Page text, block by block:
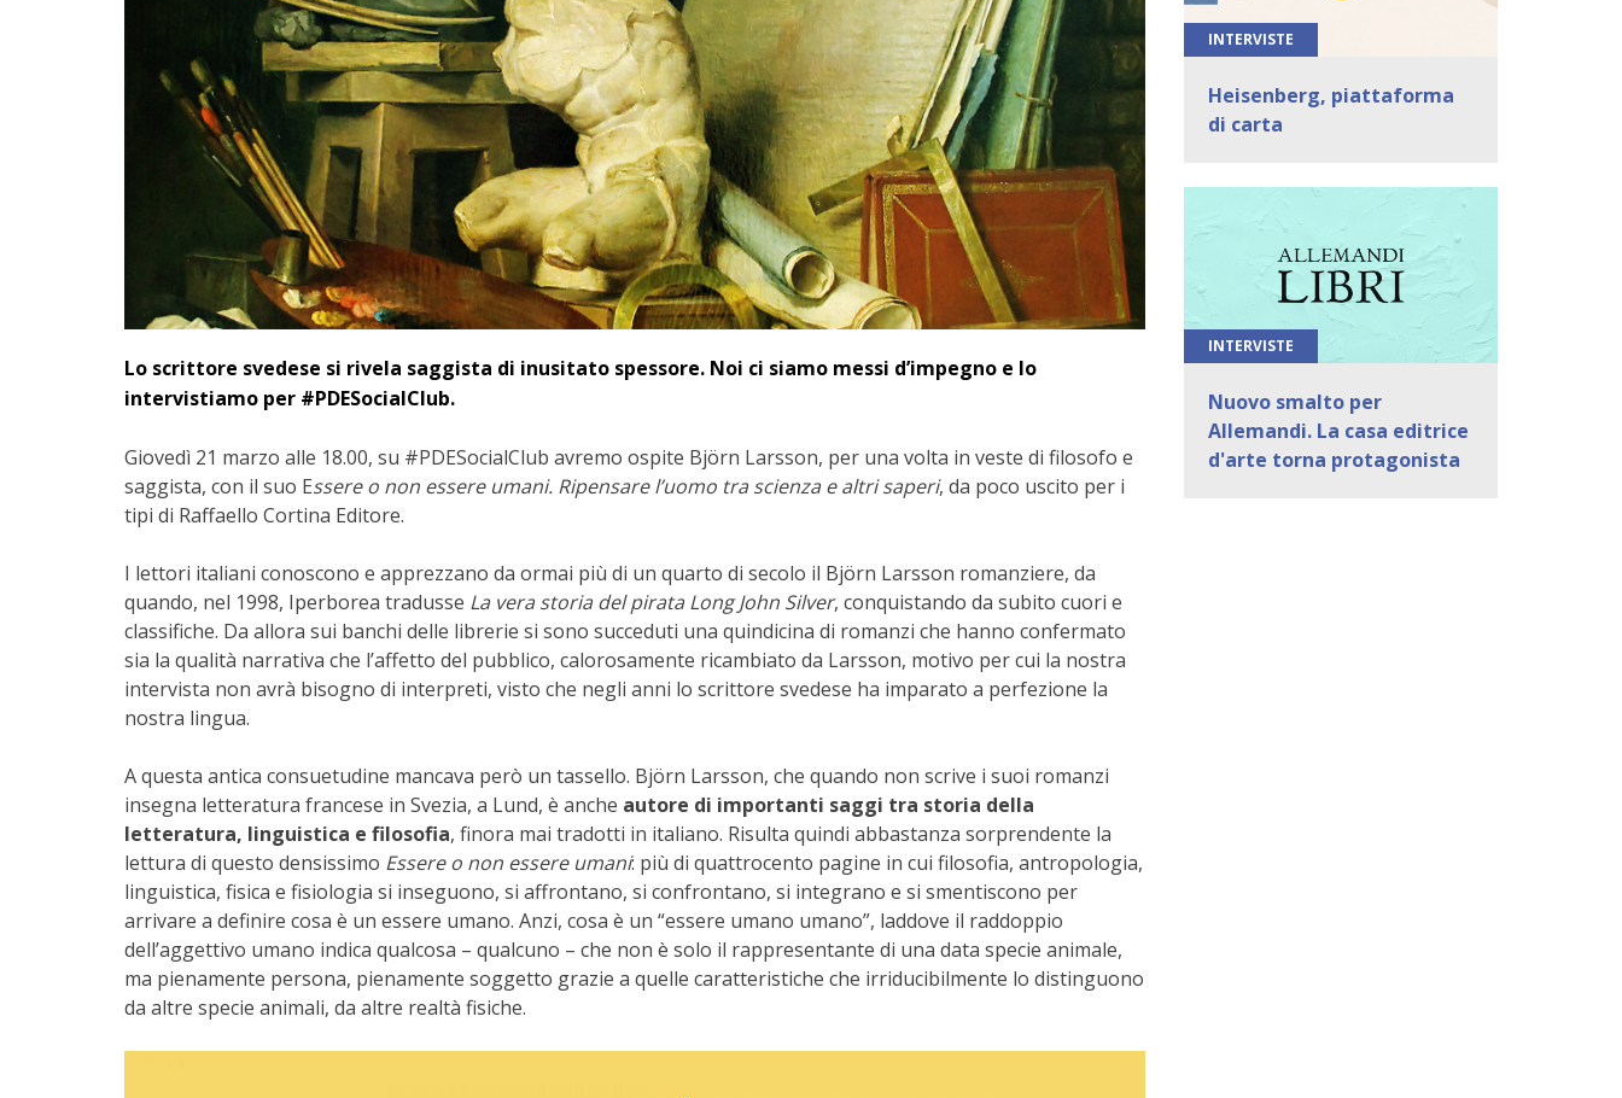
Lo scrittore svedese si rivela saggista di inusitato spessore. Noi ci siamo messi d’impegno e lo
intervistiamo per #PDESocialClub.
Giovedì 21 marzo alle 18.00, su #PDESocialClub avremo ospite Björn Larsson, per una volta in veste di filosofo e
saggista, con il suo Essere o non essere umani. Ripensare l’uomo tra scienza e altri saperi, da poco uscito per i
tipi di Raffaello Cortina Editore.
I lettori italiani conoscono e apprezzano da ormai più di un quarto di secolo il Björn Larsson romanziere, da
quando, nel 1998, Iperborea tradusse La vera storia del pirata Long John Silver, conquistando da subito cuori e
classifiche. Da allora sui banchi delle librerie si sono succeduti una quindicina di romanzi che hanno confermato
sia la qualità narrativa che l’affetto del pubblico, calorosamente ricambiato da Larsson, motivo per cui la nostra
intervista non avrà bisogno di interpreti, visto che negli anni lo scrittore svedese ha imparato a perfezione la
nostra lingua.
A questa antica consuetudine mancava però un tassello. Björn Larsson, che quando non scrive i suoi romanzi
insegna letteratura francese in Svezia, a Lund, è anche autore di importanti saggi tra storia della
letteratura, linguistica e filosofia, finora mai tradotti in italiano. Risulta quindi abbastanza sorprendente la
lettura di questo densissimo Essere o non essere umani: più di quattrocento pagine in cui filosofia, antropologia,
linguistica, fisica e fisiologia si inseguono, si affrontano, si confrontano, si integrano e si smentiscono per
arrivare a definire cosa è un essere umano. Anzi, cosa è un “essere umano umano”, laddove il raddoppio
dell’aggettivo umano indica qualcosa – qualcuno – che non è solo il rappresentante di una data specie animale,
ma pienamente persona, pienamente soggetto grazie a quelle caratteristiche che irriducibilmente lo distinguono
da altre specie animali, da altre realtà fisiche.
INTERVISTE
Heisenberg, piattaforma
di carta
INTERVISTE
Nuovo smalto per
Allemandi. La casa editrice
d'arte torna protagonista